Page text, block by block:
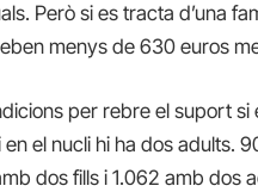
Però si es tracta d’una
menys de 630 euros
per rebre el suport si
en el nucli hi ha dos adults.
dos fills i 1.062 amb dos